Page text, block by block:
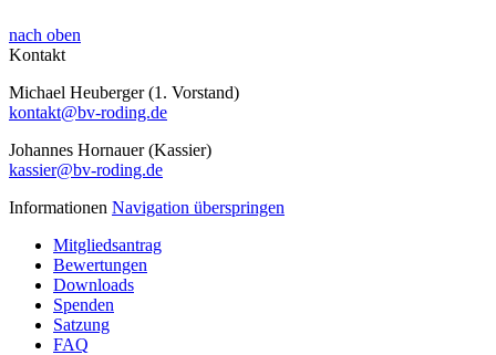
nach oben
Kontakt
Michael Heuberger (1. Vorstand)
kontakt@bv-roding.de
Johannes Hornauer (Kassier)
kassier@bv-roding.de
Informationen Navigation überspringen
Mitgliedsantrag
Bewertungen
Downloads
Spenden
Satzung
FAQ